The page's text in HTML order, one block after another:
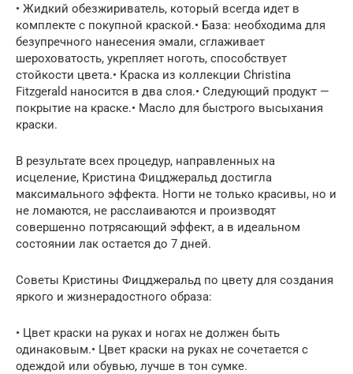
• Жидкий обезжириватель, который всегда идет в
комплекте с покупной краской.• База: необходима для
безупречного нанесения эмали, сглаживает
шероховатость, укрепляет ноготь, способствует
стойкости цвета.• Краска из коллекции Christina
Fitzgerald наносится в два слоя.• Следующий продукт —
покрытие на краске.• Масло для быстрого высыхания
краски.
В результате всех процедур, направленных на
исцеление, Кристина Фицджеральд достигла
максимального эффекта. Ногти не только красивы, но и
не ломаются, не расслаиваются и производят
совершенно потрясающий эффект, а в идеальном
состоянии лак остается до 7 дней.
Советы Кристины Фицджеральд по цвету для создания
яркого и жизнерадостного образа:
• Цвет краски на руках и ногах не должен быть
одинаковым.• Цвет краски на руках не сочетается с
одеждой или обувью, лучше в тон сумке.